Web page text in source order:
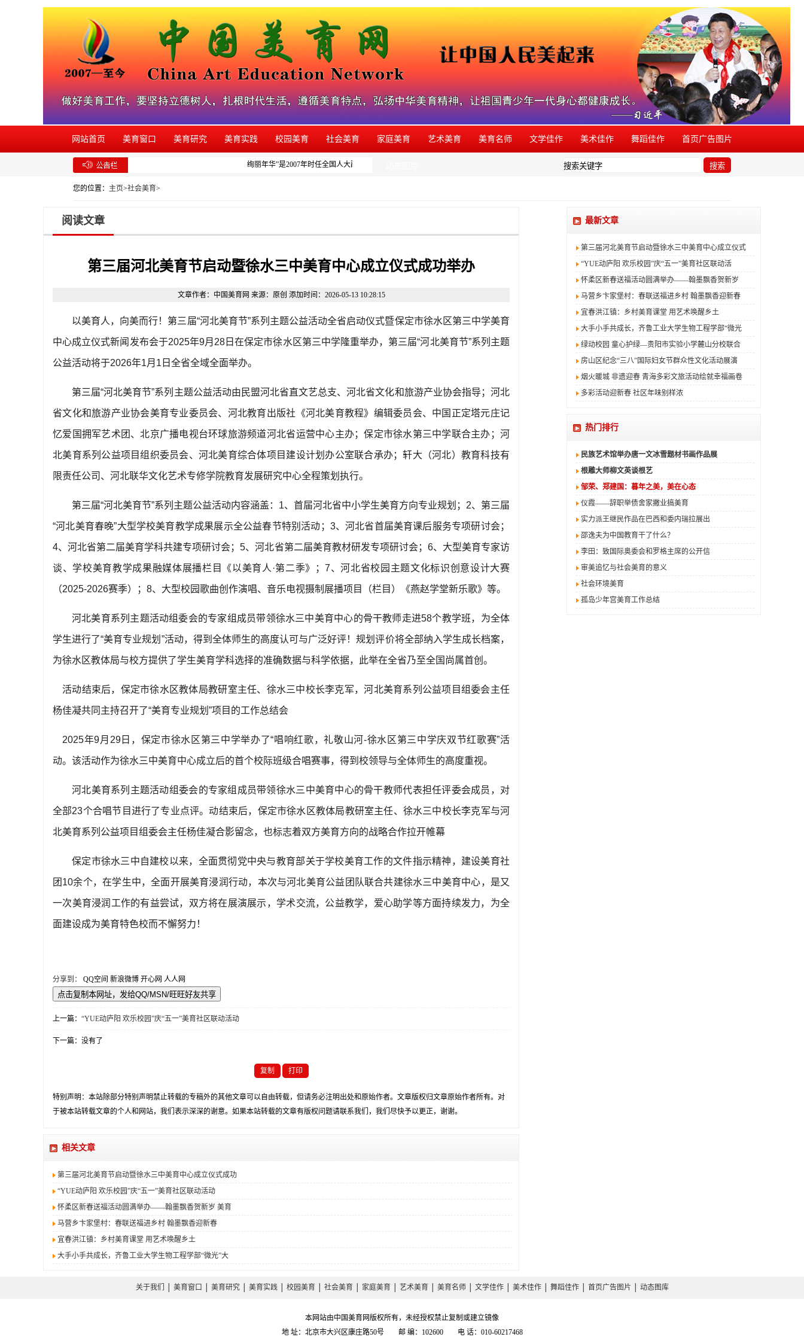
网站首页 美育窗口 美育研究 美育实践 校园美育 社会美育 家庭美育 艺术美育 美育名师 文学佳作 美术佳作 舞蹈佳作 首页广告图片
绚丽年华”是2007年时任全国人大副委员长周铁农为本网系列美育活动题写的品牌名称，如发现有同类活动盗用本品牌，欢迎举报。 搜索
您的位置： 主页>社会美育>
阅读文章
第三届河北美育节启动暨徐水三中美育中心成立仪式成功举办
文章作者：中国美育网 来源：原创 添加时间：2026-05-13 10:28:15
以美育人，向美而行！第三届“河北美育节”系列主题公益活动全省启动仪式暨保定市徐水区第三中学美育
中心成立仪式新闻发布会于2025年9月 28 日在保定市徐水区第三中学隆重举办，第三届“河北美育节”系列主题
公益活动将于2026年1月 1 日全省全域全面举办。
第三届“河北美育节”系列主题公益活动由民盟河北省直文艺总支、河北省文化和旅游产业协会指导；河北
省文化和旅游产业协会美育专业委员会、河北教育出版社《河北美育教程》编辑委员会、中国正定塔元庄记
忆爱国拥军艺术团、北京广播电视台环球旅游频道河北省运营中心主办；保定市徐水第三中学联合主办；河
北美育系列公益项目组织委员会、河北美育综合体项目建设计划办公室联合承办；轩大（河北）教育科技有
限责任公司、河北联华文化艺术专修学院教育发展研究中心全程策划执行。
第三届“河北美育节”系列主题公益活动内容涵盖： 1、首届河北省中小学生美育方向专业规划； 2、第三届
“河北美育春晚”大型学校美育教学成果展示全公益春节特别活动； 3、河北省首届美育课后服务专项研讨会；
4、河北省第二届美育学科共建专项研讨会；5、河北省第二届美育教材研发专项研讨会； 6、大型美育专家访
谈、学校美育教学成果融媒体展播栏目《以美育人 ·第二季》；7、河北省校园主题文化标识创意设计大赛
（2025-2026赛季）； 8、大型校园歌曲创作演唱、音乐电视摄制展播项目（栏目）《燕赵学堂新乐歌》等。
河北美育系列主题活动组委会的专家组成员带领徐水三中美育中心的骨干教师走进58个教学班，为全体
学生进行了“美育专业规划 ”活动，得到全体师生的高度认可与广泛好评！规划评价将全部纳入学生成长档案，
为徐水区教体局与校方提供了学生美育学科选择的准确数据与科学依据，此举在全省乃至全国尚属首创。
活动结束后，保定市徐水区教体局教研室主任、徐水三中校长李克军，河北美育系列公益项目组委会主任
杨佳凝共同主持召开了“美育专业规划 ”项目的工作总结会
2025年9月 29日，保定市徐水区第三中学举办了“唱响红歌，礼敬山河-徐水区第三中学庆双节红歌赛”活
动。该活动作为徐水三中美育中心成立后的首个校际班级合唱赛事，得到校领导与全体师生的高度重视。
河北美育系列主题活动组委会的专家组成员带领徐水三中美育中心的骨干教师代表担任评委会成员，对
全部23个合唱节目进行了专业点评。动结束后，保定市徐水区教体局教研室主任、徐水三中校长李克军与河
北美育系列公益项目组委会主任杨佳凝合影留念，也标志着双方美育方向的战略合作拉开帷幕
保定市徐水三中自建校以来，全面贯彻党中央与教育部关于学校美育工作的文件指示精神，建设美育社
团 10余个，在学生中，全面开展美育浸润行动，本次与河北美育公益团队联合共建徐水三中美育中心，是又
一次美育浸润工作的有益尝试，双方将在展演展示，学术交流，公益教学，爱心助学等方面持续发力，为全
面建设成为美育特色校而不懈努力！
分享到： QQ空间 新浪微博 开心网 人人网
上一篇： “YUE动庐阳 欢乐校园”庆“五一”美育社区联动活动
下一篇：没有了
复制 打印
特别声明：本站除部分特别声明禁止转载的专稿外的其他文章可以自由转载，但请务必注明出处和原始作者。文章版权归文章原始作者所有。对
于被本站转载文章的个人和网站，我们表示深深的谢意。如果本站转载的文章有版权问题请联系我们，我们尽快予以更正，谢谢。
相关文章
第三届河北美育节启动暨徐水三中美育中心成立仪式成功
“YUE动庐阳 欢乐校园”庆“五一”美育社区联动活动
怀柔区新春送福活动圆满举办——翰墨飘香贺新岁 美育
马营乡卞家堡村：春联送福进乡村 翰墨飘香迎新春
宜春洪江镇：乡村美育课堂 用艺术唤醒乡土
大手小手共成长，齐鲁工业大学生物工程学部“微光”大
最新文章
第三届河北美育节启动暨徐水三中美育中心成立仪式
“YUE动庐阳 欢乐校园”庆“五一”美育社区联动活
怀柔区新春送福活动圆满举办——翰墨飘香贺新岁
马营乡卞家堡村：春联送福进乡村 翰墨飘香迎新春
宜春洪江镇：乡村美育课堂 用艺术唤醒乡土
大手小手共成长，齐鲁工业大学生物工程学部“微光
绿动校园 童心护绿—贵阳市实验小学麓山分校联合
房山区纪念“三八”国际妇女节群众性文化活动展演
烟火暖城 非遗迎春 青海多彩文旅活动绘就幸福画卷
多彩活动迎新春 社区年味别样浓
热门排行
民族艺术馆举办唐一文冰雪题材书画作品展
根雕大师柳文英谈根艺
邹荣、郑建国：暮年之美，美在心态
仪霞——辞职举债舍家撇业搞美育
实力派王继民作品在巴西和委内瑞拉展出
邵逸夫为中国教育干了什么？
李田：致国际奥委会和罗格主席的公开信
审美追忆与社会美育的意义
社会环境美育
孤岛少年宫美育工作总结
关于我们 美育窗口 美育研究│ 美育实践│ 校园美育 社会美育 家庭美育 艺术美育 美育名师 文学佳作│ 美术佳作│ 舞蹈佳作│ 首页广告图片 动态图库
本网站由中国美育网版权所有，未经授权禁止复制或建立镜像
地 址：北京市大兴区康庄路50号 邮 编：102600 电 话：010-60217468